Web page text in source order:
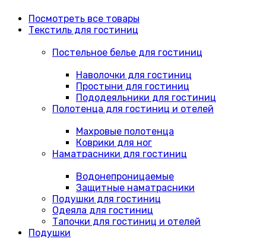
Посмотреть все товары
Текстиль для гостиниц
Постельное белье для гостиниц
Наволочки для гостиниц
Простыни для гостиниц
Пододеяльники для гостиниц
Полотенца для гостиниц и отелей
Махровые полотенца
Коврики для ног
Наматрасники для гостиниц
Водонепроницаемые
Защитные наматрасники
Подушки для гостиниц
Одеяла для гостиниц
Тапочки для гостиниц и отелей
Подушки